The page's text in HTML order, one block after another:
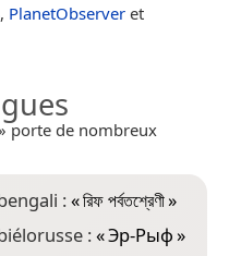
, PlanetObserver et
porte de nombreux
:«রিফ পর্বতশ্রেণী»
:«Эр-Рыф»